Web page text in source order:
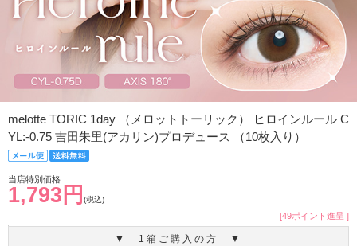
melotte TORIC 1day （メロットトーリック） ヒロインルール C
YL:-0.75 吉田朱里(アカリン)プロデュース （10枚入り）
当店特別価格
1,793円 (税込)
[49ポイント進呈 ]
▼ 1箱ご購入の方 ▼